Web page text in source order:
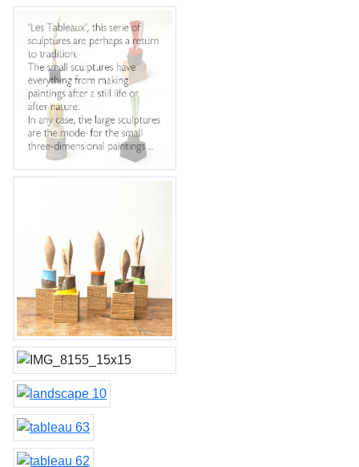
vuurvliegjes 10 & 11
Statement, genesis of 'Les
tableau 66 tot 70
Vuurvliegjes 06, 07, 08 &
09
landscape 10
tableau 63